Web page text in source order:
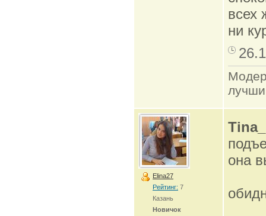
всех
ни
Elina27
Рейтинг: 7
Казань
Новичок
она